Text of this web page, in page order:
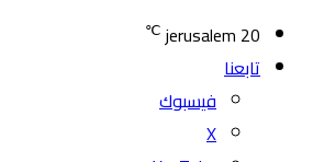
jerusalem 20
℃
تابعنا
فيسبوك
‫X